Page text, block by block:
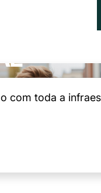
com toda a